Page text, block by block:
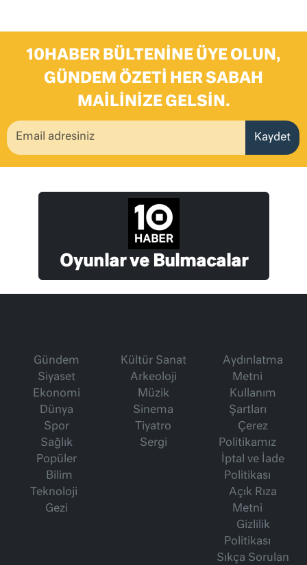
10HABER BÜLTENINE ÜYE OLUN,
GÜNDEM ÖZETI HER SABAH
MAILINIZE GELSIN.
Kaydet
Oyunlar ve Bulmacalar
Gündem
Siyaset
Ekonomi
Dünya
Spor
Sağlık
Popüler
Bilim
Teknoloji
Gezi
Kültür Sanat
Arkeoloji
Müzik
Sinema
Tiyatro
Sergi
Aydınlatma
Metni
Kullanım
Şartları
Çerez
Politikamız
İptal ve İade
Politikası
Açık Rıza
Metni
Gizlilik
Politikası
Sıkça Sorulan